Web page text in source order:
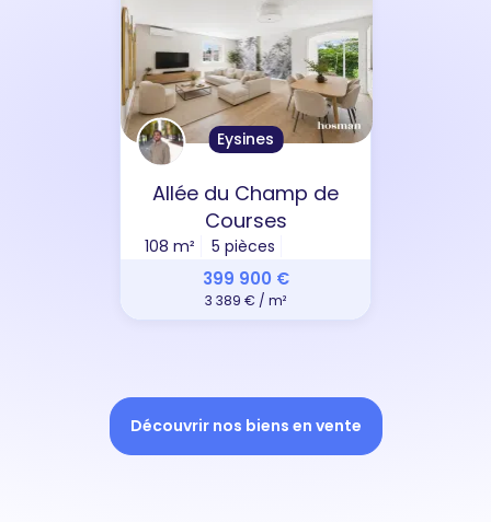
Eysines
Allée du Champ de
Courses
108 m² 5 pièces
399 900 €
3 389 € / m²
Découvrir nos biens en vente